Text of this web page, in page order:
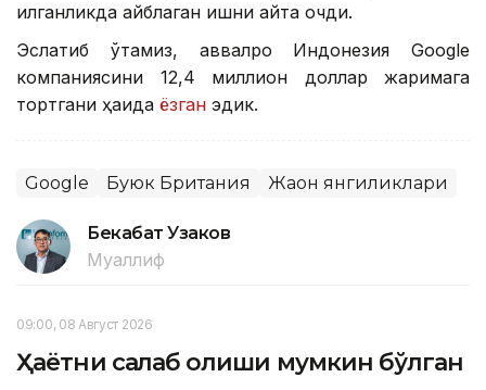
қилганликда айблаган ишни қайта очди.
Эслатиб ўтамиз, аввалроқ Индонезия Google
компаниясини 12,4 миллион доллар жаримага
тортгани ҳақида ёзган эдик.
Google Буюк Британия Жаҳон янгиликлари
Бекабат Узаков
Муаллиф
09:00, 08 Август 2026
Ҳаётни сақлаб қолиши мумкин бўлган